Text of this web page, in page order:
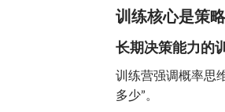
训练核心是策
长期决策能力的
训练营强调概率思
多少”。